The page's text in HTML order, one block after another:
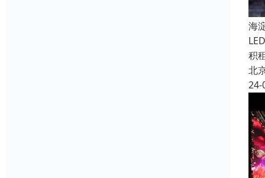
海
积
北
24-